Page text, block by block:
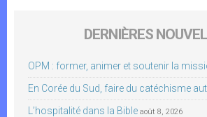
DERNIÈRES
OPM : former, animer et soutenir la
En Corée du Sud, faire du catéchisme
L’hospitalité dans la Bible août 8, 2026